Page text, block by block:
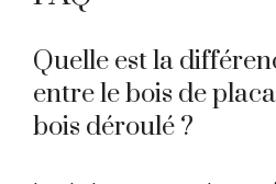
Quelle est la
entre le bois de
bois déroulé ?